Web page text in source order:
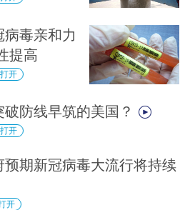
毒亲和力
提高
开
防线早筑的美国？
开
预期新冠病毒大流行将持续
开